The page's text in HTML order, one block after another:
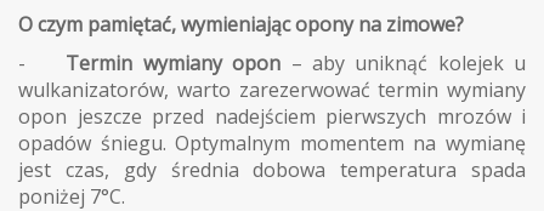
O czym pamiętać, wymieniając opony na zimowe?
- Termin wymiany opon – aby uniknąć kolejek u
wulkanizatorów, warto zarezerwować termin wymiany
opon jeszcze przed nadejściem pierwszych mrozów i
opadów śniegu. Optymalnym momentem na wymianę
jest czas, gdy średnia dobowa temperatura spada
poniżej 7°C.